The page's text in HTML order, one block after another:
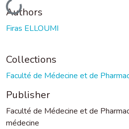
Loading...
Authors
Firas ELLOUMI
Collections
Faculté de Médecine et de
Publisher
Faculté de Médecine et de
médecine